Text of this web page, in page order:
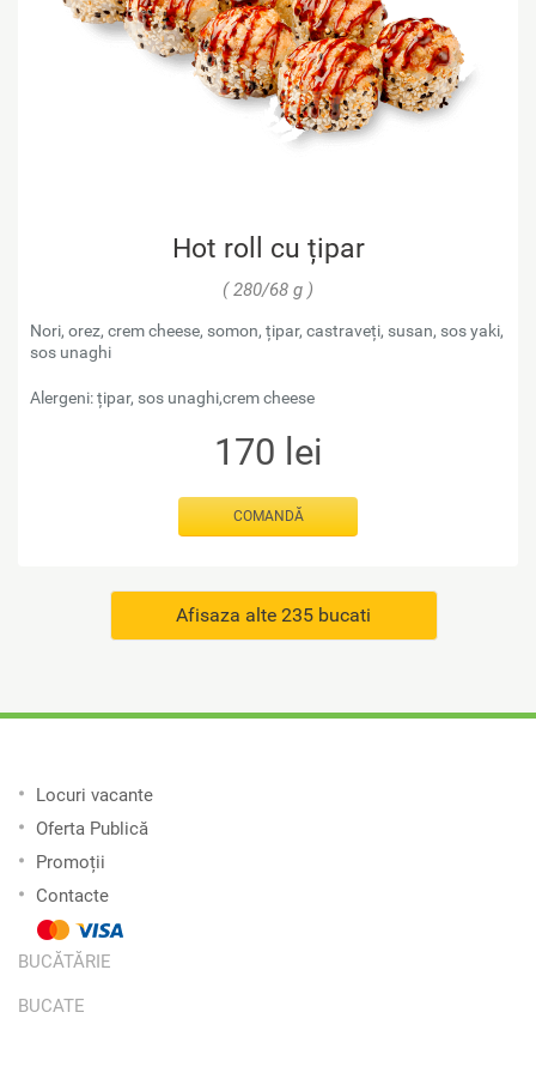
Hot roll cu țipar
( 280/68 g )
Nori, orez, crem cheese, somon, țipar, castraveți, susan, sos yaki,
sos unaghi
Alergeni: țipar, sos unaghi,crem cheese
170 lei
COMANDĂ
Afisaza alte 235 bucati
Locuri vacante
Oferta Publică
Promoții
Contacte
BUCĂTĂRIE
BUCATE